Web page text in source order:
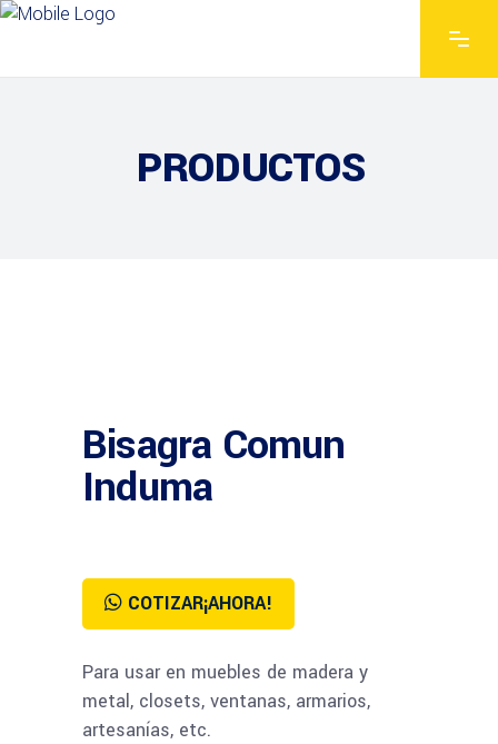
PRODUCTOS
Bisagra Comun
Induma
COTIZAR¡AHORA!
Para usar en muebles de madera y
metal, closets, ventanas, armarios,
artesanías, etc.